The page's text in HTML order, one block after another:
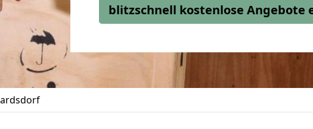
blitzschnell kostenlose Angebote